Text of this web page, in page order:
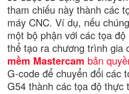
tham chiếu này thành các
máy CNC. Ví dụ, nếu
một bộ phận với các tọa
thể tạo ra chương trình gia
mềm Mastercam bản
G-code để chuyển đổi các
G54 thành các tọa độ thực